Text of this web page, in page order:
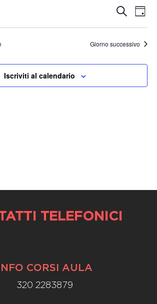
Eventi
viste
Cerca
Giorno successivo
Iscriviti al calendario
TELEFONICI
INFO CORSI AULA
320 2283879